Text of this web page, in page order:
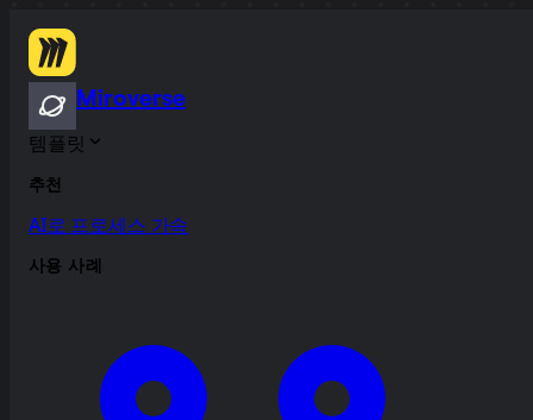
Miroverse
템플릿
추천
AI로 프로세스 가속
사용 사례